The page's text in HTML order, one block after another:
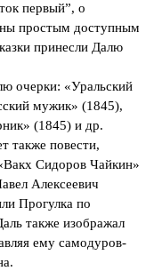
первый”, о
простым доступным
принесли Далю
очерки: «Уральский
мужик» (1845),
(1845) и др.
также повести,
Сидоров Чайкин»
Алексеевич
Прогулка по
также изображал
ему самодуров-